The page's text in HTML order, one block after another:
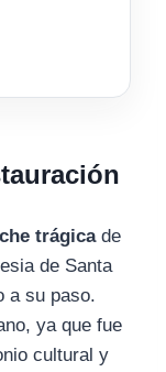
trágicade
de Santa
a su paso.
ya que fue
cultural y